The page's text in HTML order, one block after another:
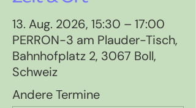
13. Aug. 2026, 15:30 – 17:00
PERRON-3 am Plauder-Tisch,
Bahnhofplatz 2, 3067 Boll,
Schweiz
Andere Termine